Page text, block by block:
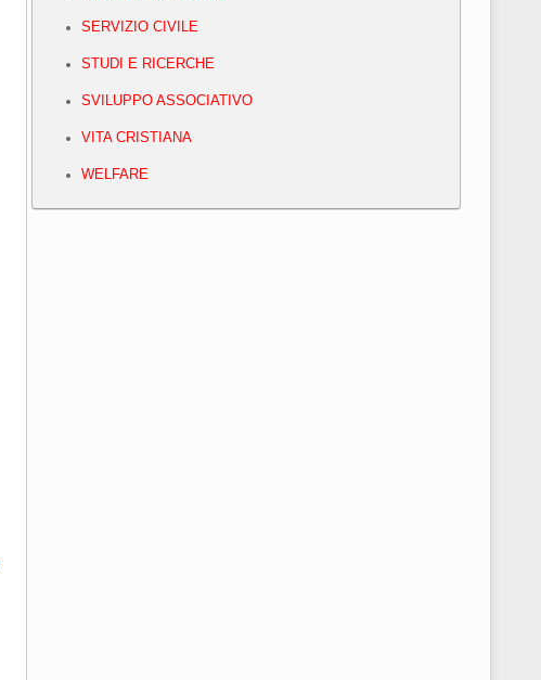
SERVIZIO CIVILE
STUDI E RICERCHE
SVILUPPO ASSOCIATIVO
VITA CRISTIANA
WELFARE